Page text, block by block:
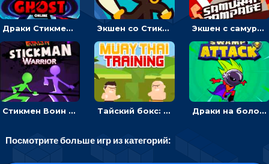
Драки Стикмена с призраками: бить мечом или уходить от подземных кольев Экшен со Стикменом: Драка с рисованными чертиками Экшен с самураем: бежать или бить демонов кинжалом
Стикмен Воин фаталити: подбрасывать куклу и драться Тайский бокс: драки с деревом Драки на болоте: бежать или бить монстров и роботов
Посмотрите больше игр из категорий: